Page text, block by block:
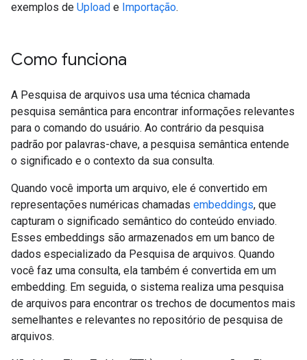
exemplos de Upload e Importação.
Como funciona
A Pesquisa de arquivos usa uma técnica chamada
pesquisa semântica para encontrar informações relevantes
para o comando do usuário. Ao contrário da pesquisa
padrão por palavras-chave, a pesquisa semântica entende
o significado e o contexto da sua consulta.
Quando você importa um arquivo, ele é convertido em
representações numéricas chamadas embeddings, que
capturam o significado semântico do conteúdo enviado.
Esses embeddings são armazenados em um banco de
dados especializado da Pesquisa de arquivos. Quando
você faz uma consulta, ela também é convertida em um
embedding. Em seguida, o sistema realiza uma pesquisa
de arquivos para encontrar os trechos de documentos mais
semelhantes e relevantes no repositório de pesquisa de
arquivos.